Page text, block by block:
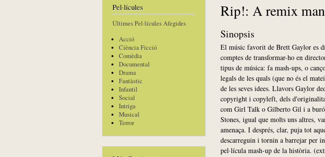
Pel·lícules
Últimes Pel·lícules Afegides
Acció
Ciència Ficció
Comèdia
Documental
Drama
Fantàstic
Infantil
Social
Intriga
Musical
Terror
Rip!: A remix
Sinopsis
El músic favorit de Brett Gaylor es
comptes de transformar-ho en
tipus de música: fa mash-ups, o
legals de les quals (que no és el
de les seves idees. Llavors Gaylor
copyright i copyleft, dels
com Girl Talk o Gilberto Gil i a
Stones, igual que molts uns altres,
amenaça. I després, clar, puja tot
descarreguin i tornin a barrejar per
pel·lícula mash-up de la història.